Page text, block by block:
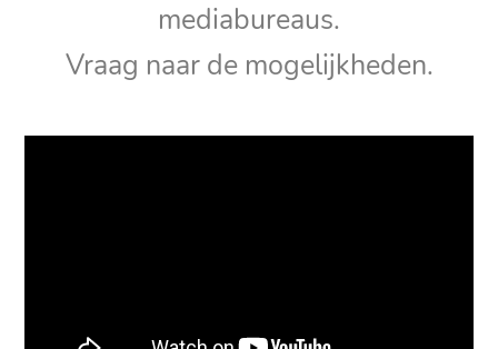
mediabureaus.
Vraag naar de mogelijkheden.